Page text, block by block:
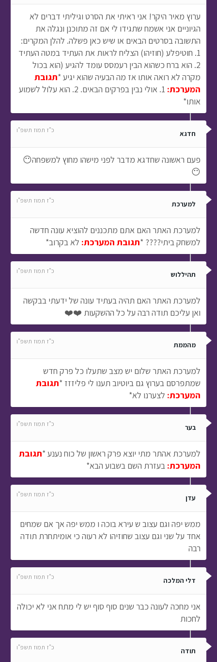
ערוץ מאיר היקר! אני ראיתי את הסרט וגיליתי דברים לא
הגיוניים אני אשמח שתגידו לי אם זה מתוכנן ונגלה את
התשובה בסרטים הבאים או שיש כאן פשלה. להלן המקרים:
1. חוטיפלע (חוזיהו) הצליח לראות את העתיד במטה העתיד
2. הוא ברח כשהוא הבין רעמסס עומד להגיע (הוא בכול
מקרה לא רואה אותו אז מה הבעיה שהוא יגיע *תגובת
המערכת:
1. אולי נבין בפרקים הבאים. 2. הוא עלול לשמוע
אותו*
חדגא כ"ז תמוז תשפ"ו
פעם ראשונה שחדגא מדבר לפני מישהו מחוץ למשפחה😶
😶
למערכת כ"ז תמוז תשפ"ו
למערכת האתר האם אתם מתכננים להוציא עונה חדשה
למשחק ביתי???? *תגובת המערכת: לא בקרוב*
תהיללוש כ"ז תמוז תשפ"ו
למערכת האתר האם תהיה בעתיד עונה של ידעתי בבקשה
ואן עליכם תודה רבה על כל ההשקעות ❤️❤️
מהממת כ"ז תמוז תשפ"ו
למערכת האתר שלום יש מצב שתעלו כל פרק חדש
שמתפרסם בערוץ גם ביוטיוב תענו לי פליזזז *תגובת
המערכת: לצערנו לא*
בער כ"ז תמוז תשפ"ו
למערכת אהתר מתי יוצא פרק ראשון של כוח נענע *תגובת
המערכת: בעזרת השם בשבוע הבא*
עדן כ"ז תמוז תשפ"ו
ממש יפה וגם עצוב ש עירא בוכה ו ממש יפה אך אם שמחים
אחד על שני וגם עצוב שחוזיהו לא רעוה כי אומיתחרת תודה
רבה
דלי המלכה כ"ז תמוז תשפ"ו
אני מחכה לעונה כבר שנים סוף סוף יש לי מתח אני לא יכולה
לחכות
תודה כ"ז תמוז תשפ"ו